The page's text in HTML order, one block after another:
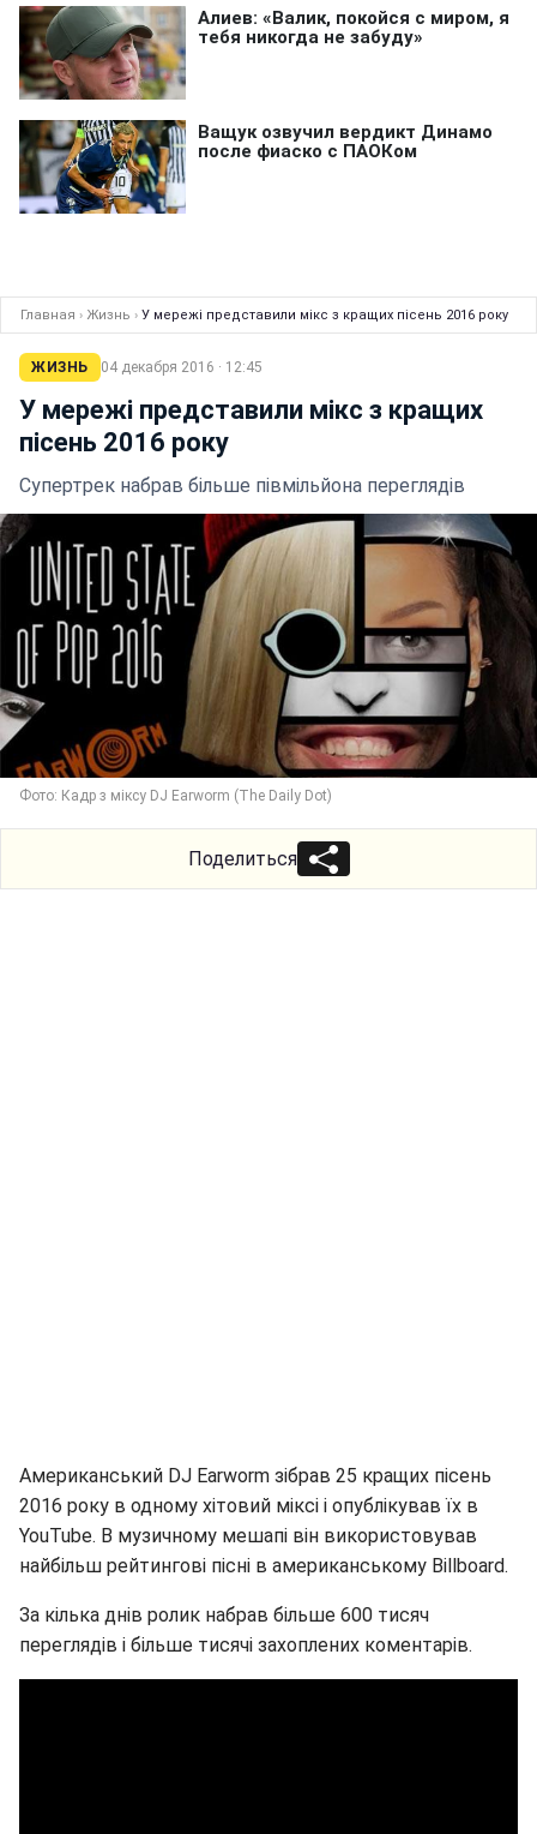
Главная › Жизнь › У мережі представили мікс з кращих пісень 2016 року
ЖИЗНЬ 04 декабря 2016 · 12:45
У мережі представили мікс з кращих
пісень 2016 року
Супертрек набрав більше півмільйона переглядів
Фото: Кадр з міксу DJ Earworm (The Daily Dot)
Поделиться
Американський DJ Earworm зібрав 25 кращих пісень
2016 року в одному хітовий міксі і опублікував їх в
YouTube. В музичному мешапі він використовував
найбільш рейтингові пісні в американському Billboard.
За кілька днів ролик набрав більше 600 тисяч
переглядів і більше тисячі захоплених коментарів.